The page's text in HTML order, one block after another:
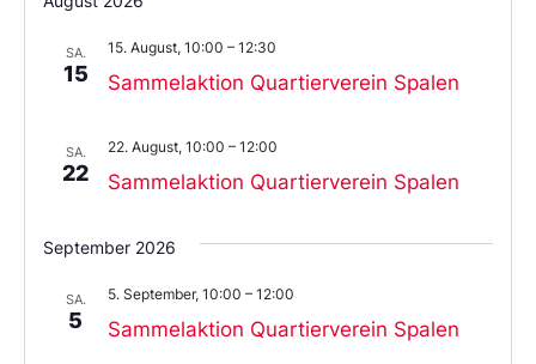
das
aus.
SA.
15 Sammelaktion Quartierverein Spalen
15. August, 10:00 – 12:30
SA.
22 Sammelaktion Quartierverein Spalen
22. August, 10:00 – 12:00
September 2026
SA.
5 Sammelaktion Quartierverein Spalen
5. September, 10:00 – 12:00